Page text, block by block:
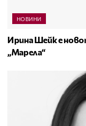
НОВИНИ
Ирина Шейк е
„Марела“